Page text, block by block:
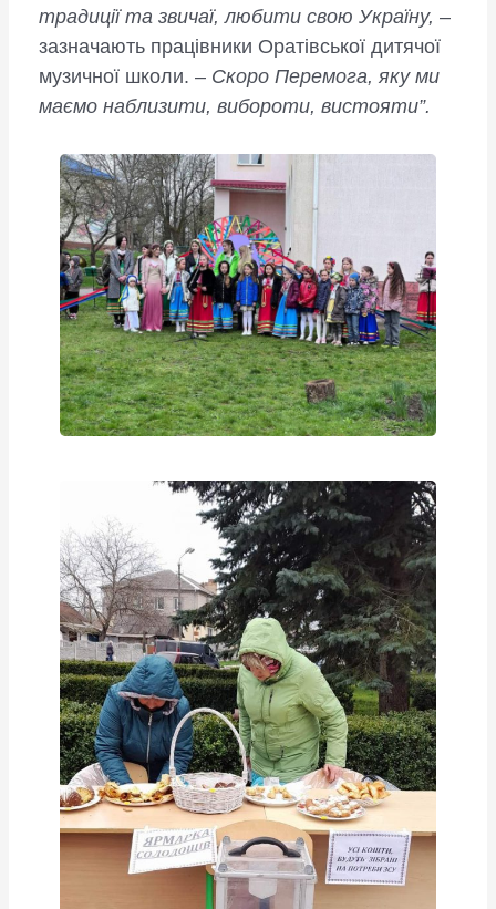
традиції та звичаї, любити свою Україну, –
зазначають працівники Оратівської дитячої
музичної школи. – Скоро Перемога, яку ми
маємо наблизити, вибороти, вистояти”.